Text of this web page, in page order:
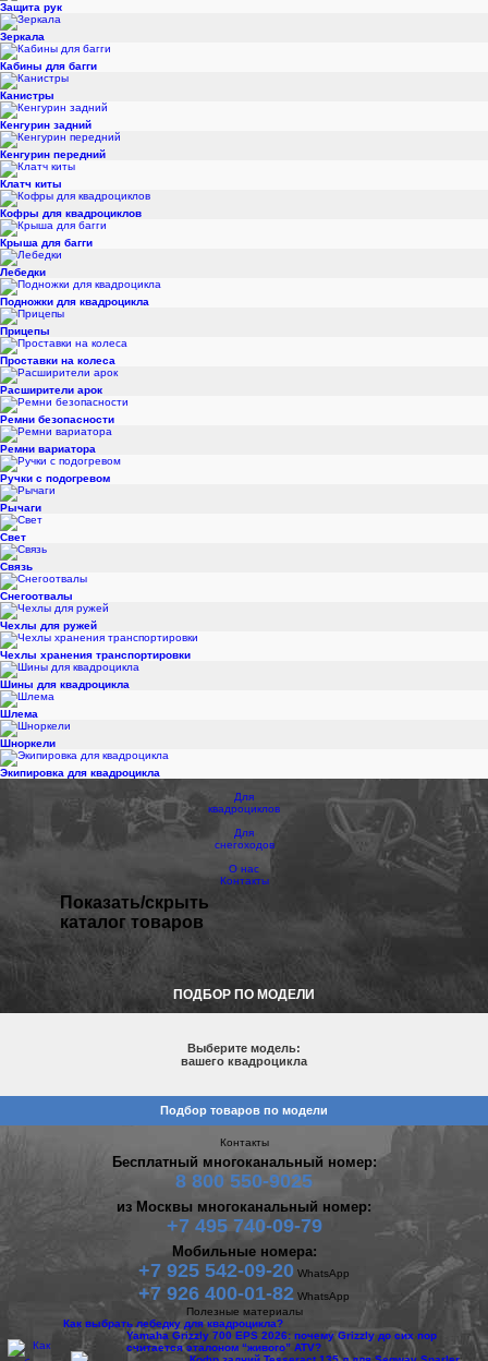
Защита рук
Зеркала
Кабины для багги
Канистры
Кенгурин задний
Кенгурин передний
Клатч киты
Кофры для квадроциклов
Крыша для багги
Лебедки
Подножки для квадроцикла
Прицепы
Проставки на колеса
Расширители арок
Ремни безопасности
Ремни вариатора
Ручки с подогревом
Рычаги
Свет
Связь
Снегоотвалы
Чехлы для ружей
Чехлы хранения транспортировки
Шины для квадроцикла
Шлема
Шноркели
Экипировка для квадроцикла
Для
квадроциклов
Для
снегоходов
О нас
Контакты
Показать/скрыть
каталог товаров
ПОДБОР ПО МОДЕЛИ
Выберите модель:
вашего квадроцикла
Подбор товаров по модели
Контакты
Бесплатный многоканальный номер:
8 800 550-9025
из Москвы многоканальный номер:
+7 495 740-09-79
Мобильные номера:
+7 925 542-09-20 WhatsApp
+7 926 400-01-82 WhatsApp
Полезные материалы
Как выбрать лебедку для квадроцикла?
Yamaha Grizzly 700 EPS 2026: почему Grizzly до сих пор
считается эталоном “живого” ATV?